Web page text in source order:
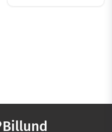
Billund